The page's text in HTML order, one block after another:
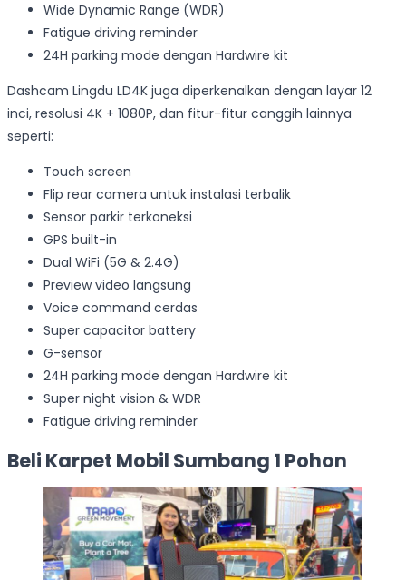
Wide Dynamic Range (WDR)
Fatigue driving reminder
24H parking mode dengan Hardwire kit
Dashcam Lingdu LD4K juga diperkenalkan dengan layar 12
inci, resolusi 4K + 1080P, dan fitur-fitur canggih lainnya
seperti:
Touch screen
Flip rear camera untuk instalasi terbalik
Sensor parkir terkoneksi
GPS built-in
Dual WiFi (5G & 2.4G)
Preview video langsung
Voice command cerdas
Super capacitor battery
G-sensor
24H parking mode dengan Hardwire kit
Super night vision & WDR
Fatigue driving reminder
Beli Karpet Mobil Sumbang 1 Pohon